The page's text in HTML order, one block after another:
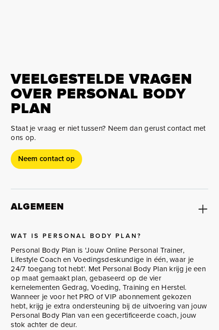
VEELGESTELDE VRAGEN
OVER PERSONAL BODY
PLAN
Staat je vraag er niet tussen? Neem dan gerust contact met
ons op.
Neem contact op
ALGEMEEN
WAT IS PERSONAL BODY PLAN?
Personal Body Plan is 'Jouw Online Personal Trainer,
Lifestyle Coach en Voedingsdeskundige in één, waar je
24/7 toegang tot hebt'. Met Personal Body Plan krijg je een
op maat gemaakt plan, gebaseerd op de vier
kernelementen Gedrag, Voeding, Training en Herstel.
Wanneer je voor het PRO of VIP abonnement gekozen
hebt, krijg je extra ondersteuning bij de uitvoering van jouw
Personal Body Plan van een gecertificeerde coach, jouw
stok achter de deur.